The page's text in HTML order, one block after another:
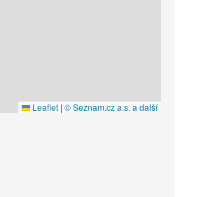
Leaflet | © Seznam.cz a.s. a další